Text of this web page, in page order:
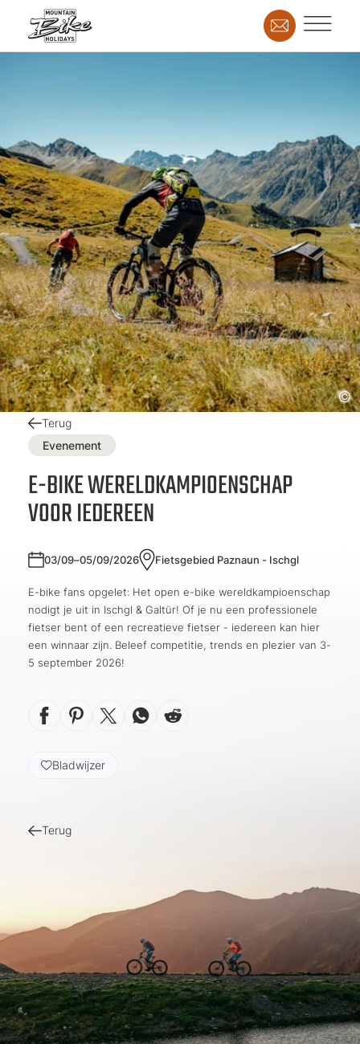
Terug
Evenement
E-BIKE WERELDKAMPIOENSCHAP
VOOR IEDEREEN
03/09–05/09/2026 Fietsgebied Paznaun - Ischgl
E-bike fans opgelet: Het open e-bike wereldkampioenschap
nodigt je uit in Ischgl & Galtür! Of je nu een professionele
fietser bent of een recreatieve fietser - iedereen kan hier
een winnaar zijn. Beleef competitie, trends en plezier van 3-
5 september 2026!
Bladwijzer
Terug